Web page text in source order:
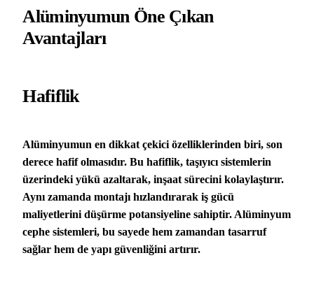
Alüminyumun Öne Çıkan
Avantajları
Hafiflik
Alüminyumun en dikkat çekici özelliklerinden biri, son
derece hafif olmasıdır. Bu hafiflik, taşıyıcı sistemlerin
üzerindeki yükü azaltarak, inşaat sürecini kolaylaştırır.
Aynı zamanda montajı hızlandırarak iş gücü
maliyetlerini düşürme potansiyeline sahiptir. Alüminyum
cephe sistemleri, bu sayede hem zamandan tasarruf
sağlar hem de yapı güvenliğini artırır.